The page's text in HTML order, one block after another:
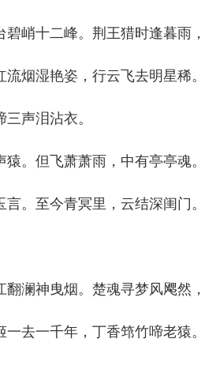
碧峭十二峰。荆王猎时逢暮雨，
流烟湿艳姿，行云飞去明星稀。
声泪沾衣。
猿。但飞萧萧雨，中有亭亭魂。
言。至今青冥里，云结深闺门。
翻澜神曳烟。楚魂寻梦风飔然，
一去一千年，丁香筇竹啼老猿。